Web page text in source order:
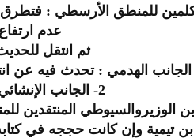
للمنطق الأرسطي :
عدم
ثم انتقل
2- الجانب الإنشائي : حيث حاول بناء عرض متكامل للمنطق التيمي
الوزيروالسيوطي المنتقدين
تيمية وإن كانت حججه في